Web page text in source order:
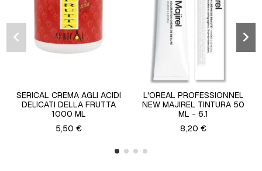
SERICAL CREMA AGLI ACIDI
DELICATI DELLA FRUTTA
1000 ML
5,50 €
L'OREAL PROFESSIONNEL
NEW MAJIREL TINTURA 50
ML - 6.1
8,20 €